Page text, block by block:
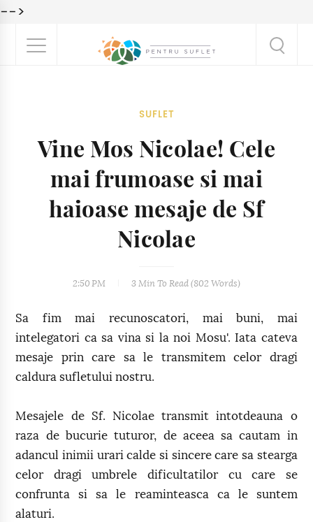
-->
SUFLET
Vine Mos Nicolae! Cele
mai frumoase si mai
haioase mesaje de Sf
Nicolae
2:50 PM 3 Min To Read (802 Words)
Sa fim mai recunoscatori, mai buni, mai
intelegatori ca sa vina si la noi Mosu'. Iata cateva
mesaje prin care sa le transmitem celor dragi
caldura sufletului nostru.
Mesajele de Sf. Nicolae transmit intotdeauna o
raza de bucurie tuturor, de aceea sa cautam in
adancul inimii urari calde si sincere care sa stearga
celor dragi umbrele dificultatilor cu care se
confrunta si sa le reaminteasca ca le suntem
alaturi.